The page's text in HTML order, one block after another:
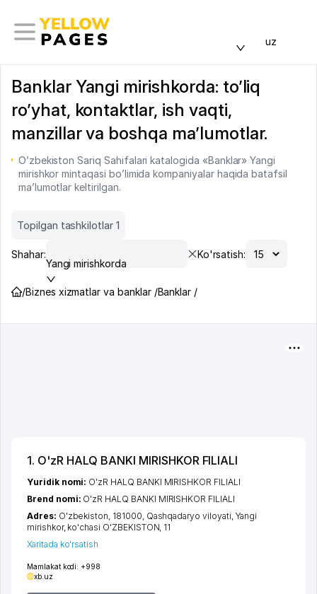
uz
Banklar Yangi mirishkorda: to’liq
ro’yhat, kontaktlar, ish vaqti,
manzillar va boshqa ma’lumotlar.
O’zbekiston Sariq Sahifalari katalogida «Banklar» Yangi
mirishkor mintaqasi bo’limida kompaniyalar haqida batafsil
ma’lumotlar keltirilgan.
Topilgan tashkilotlar 1
Shahar:
Yangi mirishkorda
Ko'rsatish:
/Biznes xizmatlar va banklar /Banklar /
1. O'zR HALQ BANKI MIRISHKOR FILIALI
Mamlakat kodi: +998
xb.uz
Yuridik nomi: O'zR HALQ BANKI MIRISHKOR FILIALI
Brend nomi: O'zR HALQ BANKI MIRISHKOR FILIALI
Adres: O'zbekiston, 181000, Qashqadaryo viloyati, Yangi
mirishkor, ko'chasi O'ZBEKISTON, 11
Xaritada ko'rsatish